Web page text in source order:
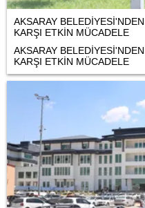
AKSARAY
KARŞI ETKİN MÜCADELE
AKSARAY
KARŞI ETKİN MÜCADELE